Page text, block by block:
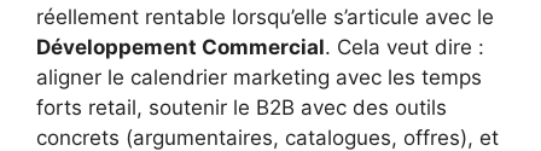
réellement rentable lorsqu’elle s’articule avec le
Développement Commercial. Cela veut dire :
aligner le calendrier marketing avec les temps
forts retail, soutenir le B2B avec des outils
concrets (argumentaires, catalogues, offres), et